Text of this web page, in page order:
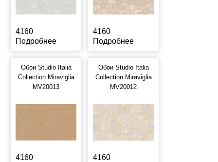
4160
Подробнее
4160
Подробнее
Обои Studio Italia
Collection Miraviglia
MV20013
4160
Обои Studio Italia
Collection Miraviglia
MV20012
4160